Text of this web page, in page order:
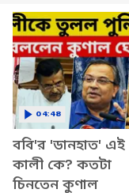
ববি'র 'ডানহাত' এই
কালী কে? কতটা
চিনতেন কুণাল
04:48